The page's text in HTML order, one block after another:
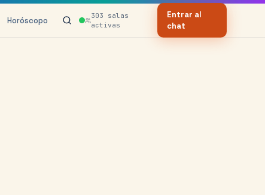
Horóscopo 303 salas
activas
Entrar al
chat